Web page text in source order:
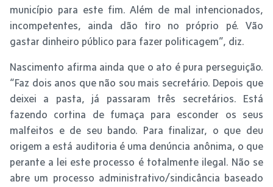
município para este fim. Além de mal intencionados,
incompetentes, ainda dão tiro no próprio pé. Vão
gastar dinheiro público para fazer politicagem”, diz.
Nascimento afirma ainda que o ato é pura perseguição.
“Faz dois anos que não sou mais secretário. Depois que
deixei a pasta, já passaram três secretários. Está
fazendo cortina de fumaça para esconder os seus
malfeitos e de seu bando. Para finalizar, o que deu
origem a está auditoria é uma denúncia anônima, o que
perante a lei este processo é totalmente ilegal. Não se
abre um processo administrativo/sindicância baseado